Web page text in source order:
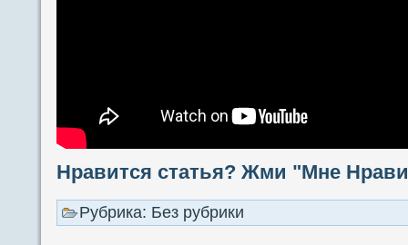
Нравится статья? Жми "Мне
Рубрика: Без рубрики